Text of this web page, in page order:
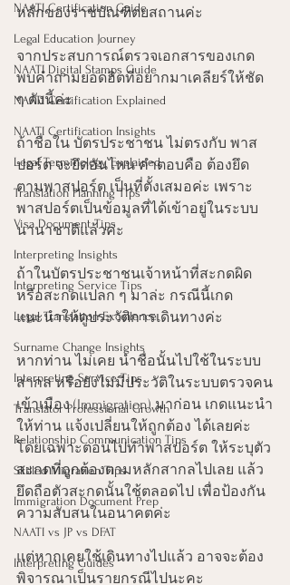
NAATI Certification Guide
Legal Education Journey
NAATI Digital Stamps Guide
NAATI Certification Explained
NAATI Certification Insights
Legal Terminology Explained
Translation Planning Tips
Visa Document Tips
Interpreting Insights
Interpreting Service Tips
Legal Translation Excellence
Surname Change Insights
Interpreting Service Tips
Translator Professional Growth
Relationship Communication Tips
Skilled Migration Tips
Immigration Document Prep
NAATI vs JP vs DFAT
Interpreting Guides
หลักของราชบัณฑิตยสถานค่ะ
จากประสบการณ์ตรวจเอกสารของเกด
พบคำถามยอดฮิตที่อยากมาเคลียร์ให้ชัด
ๆ ดังนี้ค่ะ
ถ้าชื่อใน บัตรประชาชน ไม่ตรงกับ พาส
ปอร์ต จะยึดอันไหน คำตอบคือ ต้องยึด
ตามพาสปอร์ต เป็นที่ตั้งเสมอค่ะ เพราะ
พาสปอร์ตเป็นข้อมูลที่ได้เข้าอยู่ในระบบ
นานาชาติแล้วค่ะ
ถ้าในบัตรประชาชนเจ้าหน้าที่สะกดผิด
หรือสะกดแปลก ๆ มาล่ะ กรณีนี้เกด
แนะนำให้ดูประวัติการเดินทางค่ะ
หากท่าน ไม่เคย นำชื่อนั้นไปใช้ในระบบ
สากล หรือยังไม่มีประวัติในระบบตรวจคน
เข้าเมือง (Immigration) มาก่อน เกดแนะนำ
ให้ท่าน แจ้งเปลี่ยนให้ถูกต้อง ได้เลยค่ะ
โดยเฉพาะตอนไปทำพาสปอร์ต ให้ระบุตัว
สะกดที่ถูกต้องตามหลักสากลไปเลย แล้ว
ยึดถือตัวสะกดนั้นใช้ตลอดไป เพื่อป้องกัน
ความสับสนในอนาคตค่ะ
แต่หากเคยใช้เดินทางไปแล้ว อาจจะต้อง
พิจารณาเป็นรายกรณีไปนะคะ